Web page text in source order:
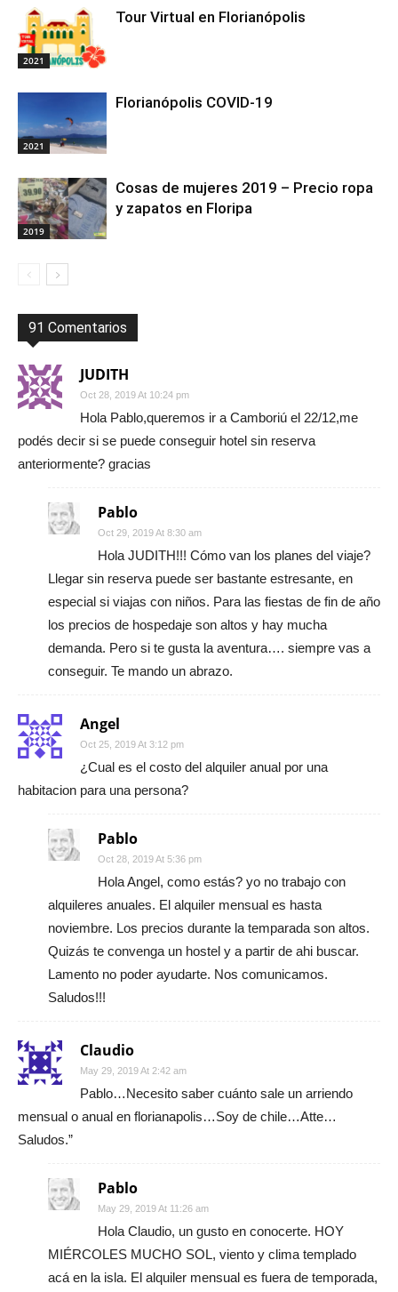
2021
Tour Virtual en Florianópolis
2021
Florianópolis COVID-19
2019
Cosas de mujeres 2019 – Precio ropa
y zapatos en Floripa
91 Comentarios
JUDITH
Oct 28, 2019 At 10:24 pm
Hola Pablo,queremos ir a Camboriú el 22/12,me
podés decir si se puede conseguir hotel sin reserva
anteriormente? gracias
Pablo
Oct 29, 2019 At 8:30 am
Hola JUDITH!!! Cómo van los planes del viaje?
Llegar sin reserva puede ser bastante estresante, en
especial si viajas con niños. Para las fiestas de fin de año
los precios de hospedaje son altos y hay mucha
demanda. Pero si te gusta la aventura…. siempre vas a
conseguir. Te mando un abrazo.
Angel
Oct 25, 2019 At 3:12 pm
¿Cual es el costo del alquiler anual por una
habitacion para una persona?
Pablo
Oct 28, 2019 At 5:36 pm
Hola Angel, como estás? yo no trabajo con
alquileres anuales. El alquiler mensual es hasta
noviembre. Los precios durante la temparada son altos.
Quizás te convenga un hostel y a partir de ahi buscar.
Lamento no poder ayudarte. Nos comunicamos.
Saludos!!!
Claudio
May 29, 2019 At 2:42 am
Pablo…Necesito saber cuánto sale un arriendo
mensual o anual en florianapolis…Soy de chile…Atte…
Saludos.”
Pablo
May 29, 2019 At 11:26 am
Hola Claudio, un gusto en conocerte. HOY
MIÉRCOLES MUCHO SOL, viento y clima templado
acá en la isla. El alquiler mensual es fuera de temporada,